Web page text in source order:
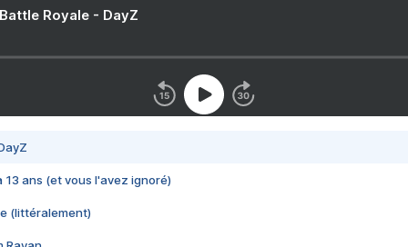
Royale - DayZ
13 ans (et vous l'avez ignoré)
(littéralement)